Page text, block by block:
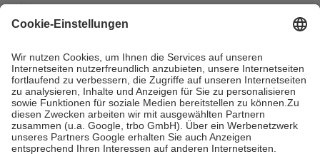
mit.
Grundsätzlich leisten Mitglieder Zuzahlungen in Höhe von zehn
höchstens zehn Euro.
Es sind jedoch nie mehr als die tatsächlichen
Kosten der Leistung zu entrichten.
Diese Regeln gelten grundsätzlich auch für Online-Apotheken.
Bei Heilmitteln und häuslicher Krankenpflege beträgt die
Zuzahlung zehn Prozent der Kosten sowie zehn Euro je
Verordnung.
Um das Engagement der Versicherten für ihre eigene Gesundheit zu